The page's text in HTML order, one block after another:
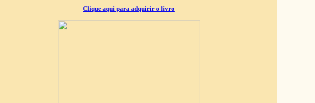
Clique aqui para adquirir o livro